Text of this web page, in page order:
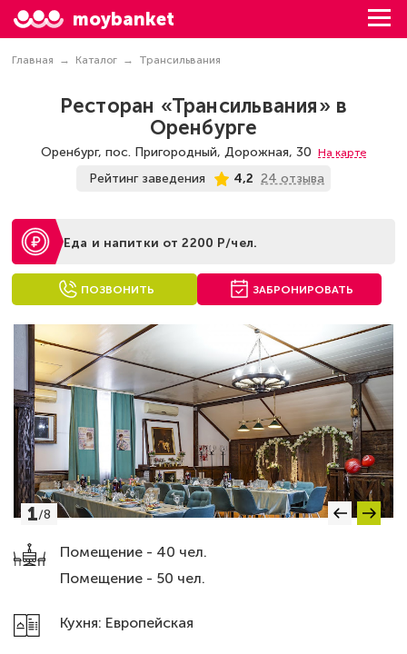
moybanket
Главная Каталог Трансильвания
Ресторан «Трансильвания» в
Оренбурге
Оренбург, пос. Пригородный, Дорожная, 30 На карте
Рейтинг заведения 4,2 24 отзыва
Еда и напитки от 2200 Р/чел.
ПОЗВОНИТЬ ЗАБРОНИРОВАТЬ
Помещение - 40 чел.
Помещение - 50 чел.
Кухня: Европейская
1/8